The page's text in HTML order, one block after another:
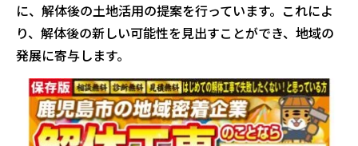
に、解体後の土地活用の提案を行っています。これによ
り、解体後の新しい可能性を見出すことができ、地域の
発展に寄与します。